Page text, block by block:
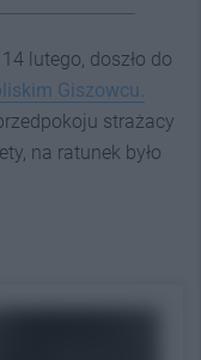
lutego, doszło do
Giszowcu.
strażacy
na ratunek było